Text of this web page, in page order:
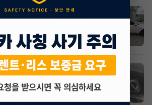
드 (풀옵션) 758,780원
2
분 구합니다 지원금 협의연락